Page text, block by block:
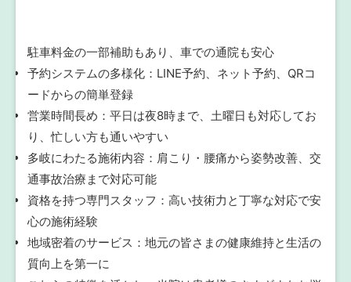
駐車料金の一部補助もあり、車での通院も安心
予約システムの多様化：LINE予約、ネット予約、QRコ
ードからの簡単登録
営業時間長め：平日は夜8時まで、土曜日も対応してお
り、忙しい方も通いやすい
多岐にわたる施術内容：肩こり・腰痛から姿勢改善、交
通事故治療まで対応可能
資格を持つ専門スタッフ：高い技術力と丁寧な対応で安
心の施術経験
地域密着のサービス：地元の皆さまの健康維持と生活の
質向上を第一に